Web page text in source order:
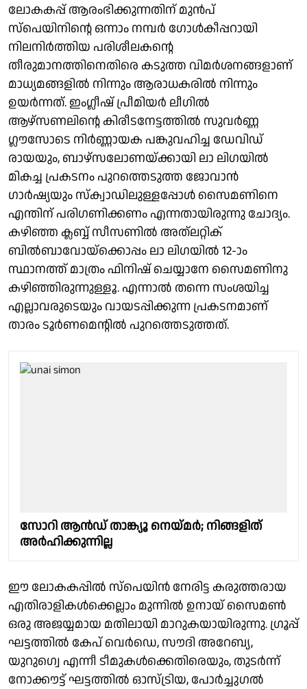
ലോകകപ്പ് ആരംഭിക്കുന്നതിന് മുൻപ്
സ്പെയിനിന്റെ ഒന്നാം നമ്പർ ഗോൾകീപ്പറായി
നിലനിർത്തിയ പരിശീലകന്റെ
തീരുമാനത്തിനെതിരെ കടുത്ത വിമർശനങ്ങളാണ്
മാധ്യമങ്ങളിൽ നിന്നും ആരാധകരിൽ നിന്നും
ഉയർന്നത്. ഇംഗ്ലീഷ് പ്രീമിയർ ലീഗിൽ
ആഴ്സണലിന്റെ കിരീടനേട്ടത്തിൽ സുവർണ്ണ
ഗ്ലൗസോടെ നിർണ്ണായക പങ്കുവഹിച്ച ഡേവിഡ്
രായയും, ബാഴ്സലോണയ്ക്കായി ലാ ലിഗയിൽ
മികച്ച പ്രകടനം പുറത്തെടുത്ത ജോവാൻ
ഗാർഷ്യയും സ്ക്വാഡിലുള്ളപ്പോൾ സൈമണിനെ
എന്തിന് പരിഗണിക്കണം എന്നതായിരുന്നു ചോദ്യം.
കഴിഞ്ഞ ക്ലബ്ബ് സീസണിൽ അത്‌ലറ്റിക്
ബിൽബാവോയ്ക്കൊപ്പം ലാ ലിഗയിൽ 12-ാം
സ്ഥാനത്ത് മാത്രം ഫിനിഷ് ചെയ്യാനേ സൈമണിനു
കഴിഞ്ഞിരുന്നുള്ളൂ. എന്നാൽ തന്നെ സംശയിച്ച
എല്ലാവരുടെയും വായടപ്പിക്കുന്ന പ്രകടനമാണ്
താരം ടൂർണമെന്റിൽ പുറത്തെടുത്തത്.
സോറി ആൻഡ് താങ്ക്യൂ നെയ്മർ; നിങ്ങളിത്
അർഹിക്കുന്നില്ല
ഈ ലോകകപ്പിൽ സ്പെയിൻ നേരിട്ട കരുത്തരായ
എതിരാളികൾക്കെല്ലാം മുന്നിൽ ഉനായ് സൈമൺ
ഒരു അജയ്യമായ മതിലായി മാറുകയായിരുന്നു. ഗ്രൂപ്പ്
ഘട്ടത്തിൽ കേപ് വെർഡെ, സൗദി അറേബ്യ,
യുറുഗ്വെ എന്നീ ടീമുകൾക്കെതിരെയും, തുടർന്ന്
നോക്കൗട്ട്‌ ഘട്ടത്തിൽ ഓസ്ട്രിയ, പോർച്ചുഗൽ